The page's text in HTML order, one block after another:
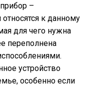
–
к данному
для чего нужна
переполнена
устройство
особенно если